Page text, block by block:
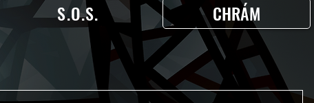
S.O.S. CHRÁM